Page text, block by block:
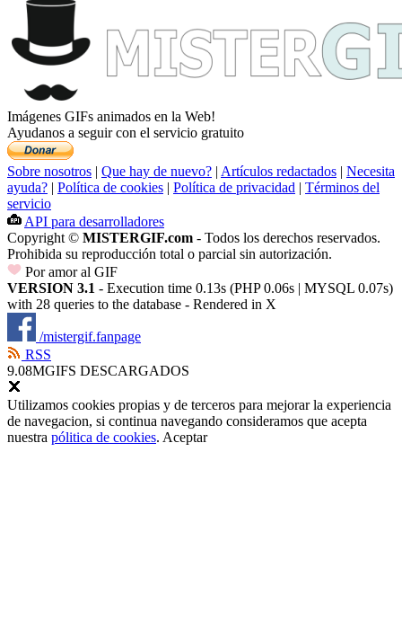
Imágenes GIFs animados en la Web!
Ayudanos a seguir con el servicio gratuito
Sobre nosotros | Que hay de nuevo? | Artículos redactados | Necesita
ayuda? | Política de cookies | Política de privacidad | Términos del
servicio
API para desarrolladores
Copyright © MISTERGIF.com - Todos los derechos reservados.
Prohibida su reproducción total o parcial sin autorización.
Por amor al GIF
VERSION 3.1 - Execution time 0.13s (PHP 0.06s | MYSQL 0.07s)
with 28 queries to the database - Rendered in X
/mistergif.fanpage
RSS
9.08MGIFS DESCARGADOS
Utilizamos cookies propias y de terceros para mejorar la experiencia
de navegacion, si continua navegando consideramos que acepta
nuestra pólitica de cookies. Aceptar